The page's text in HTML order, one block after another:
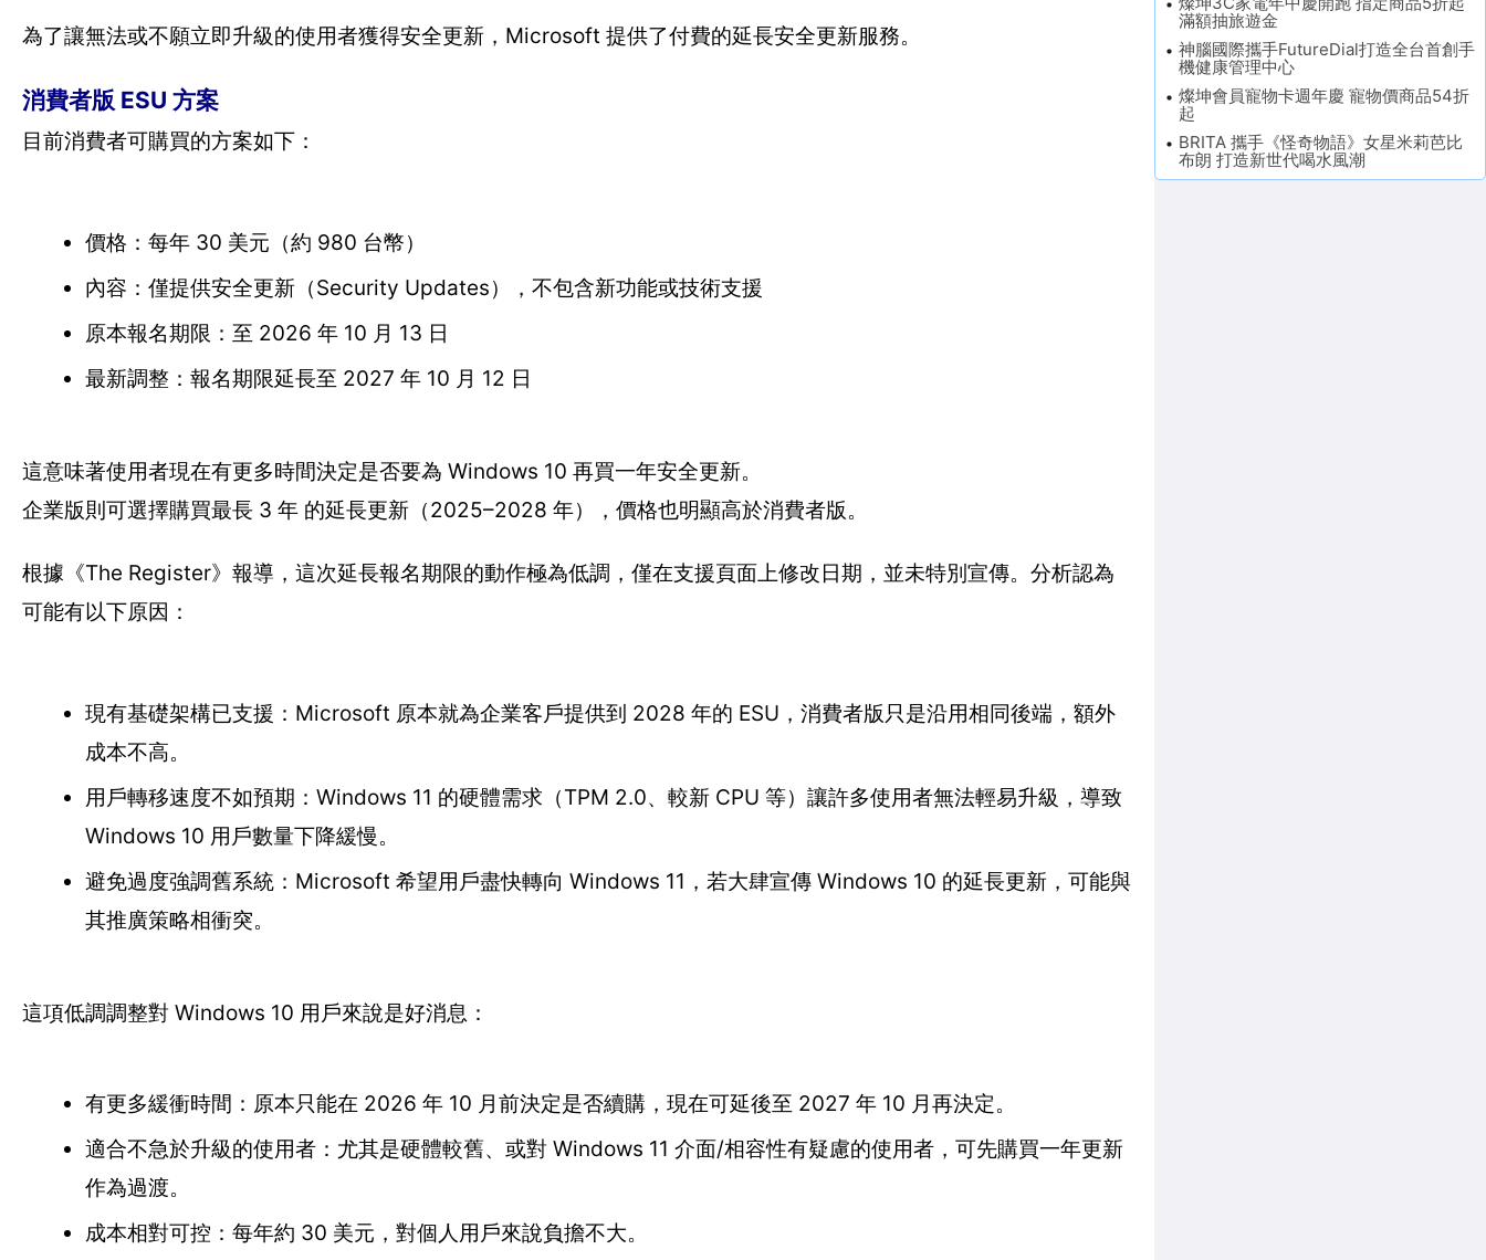
為了讓無法或不願立即升級的使用者獲得安全更新，Microsoft 提供了付費的延長安全更新服務。
消費者版 ESU 方案
目前消費者可購買的方案如下：
價格：每年 30 美元（約 980 台幣）
內容：僅提供安全更新（Security Updates），不包含新功能或技術支援
原本報名期限：至 2026 年 10 月 13 日
最新調整：報名期限延長至 2027 年 10 月 12 日
這意味著使用者現在有更多時間決定是否要為 Windows 10 再買一年安全更新。
企業版則可選擇購買最長 3 年 的延長更新（2025–2028 年），價格也明顯高於消費者版。
根據《The Register》報導，這次延長報名期限的動作極為低調，僅在支援頁面上修改日期，並未特別宣傳。分析認為
可能有以下原因：
現有基礎架構已支援：Microsoft 原本就為企業客戶提供到 2028 年的 ESU，消費者版只是沿用相同後端，額外
成本不高。
用戶轉移速度不如預期：Windows 11 的硬體需求（TPM 2.0、較新 CPU 等）讓許多使用者無法輕易升級，導致
Windows 10 用戶數量下降緩慢。
避免過度強調舊系統：Microsoft 希望用戶盡快轉向 Windows 11，若大肆宣傳 Windows 10 的延長更新，可能與
其推廣策略相衝突。
這項低調調整對 Windows 10 用戶來說是好消息：
有更多緩衝時間：原本只能在 2026 年 10 月前決定是否續購，現在可延後至 2027 年 10 月再決定。
適合不急於升級的使用者：尤其是硬體較舊、或對 Windows 11 介面/相容性有疑慮的使用者，可先購買一年更新
作為過渡。
成本相對可控：每年約 30 美元，對個人用戶來說負擔不大。
滿額抽旅遊金
神腦國際攜手FutureDial打造全台首創手
機健康管理中心
燦坤會員寵物卡週年慶 寵物價商品54折
起
BRITA 攜手《怪奇物語》女星米莉芭比
布朗 打造新世代喝水風潮